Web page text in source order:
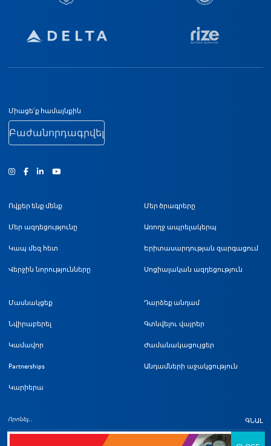
Ստորին էջի նավիգացիա
Միացե՛ք համայնքին
Բաժանորդագրվել
Ինստագրամ
ՖեյսբուքՅություբ
Ովքեր ենք մենք
Մեր ազդեցությունը
Կապ մեզ հետ
Վերջին նորությունները
Մեր ծրագրերը
Առողջ ապրելակերպ
Երիտասարդության զարգացում
Սոցիալական ազդեցություն
Մասնակցեք
Նվիրաբերել
Կամավոր
Partnerships
Կարիերա
Դարձեք անդամ
Գտնվելու վայրեր
Ժամանակացույցեր
Անդամների աջակցություն
ԳՆԱԼ